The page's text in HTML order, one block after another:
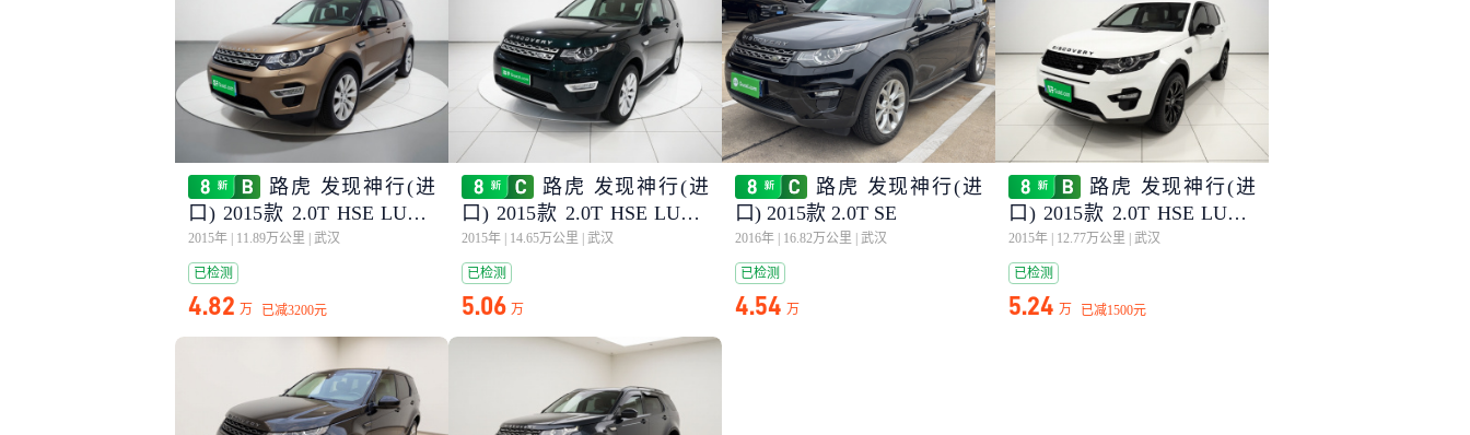
路虎 发现神行(进
口) 2015款 2.0T HSE LUXU
RY
2015年 11.89万公里 武汉
已检测
4.82 万 已减3200元
路虎 发现神行(进
口) 2015款 2.0T HSE LUXU
RY
2015年 14.65万公里 武汉
已检测
5.06 万
路虎 发现神行(进
口) 2015款 2.0T SE
2016年 16.82万公里 武汉
已检测
4.54 万
路虎 发现神行(进
口) 2015款 2.0T HSE LUXU
RY
2015年 12.77万公里 武汉
已检测
5.24 万 已减1500元